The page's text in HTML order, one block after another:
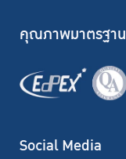
คุณภาพมาตรฐาน
Social Media